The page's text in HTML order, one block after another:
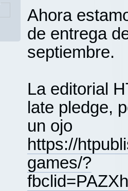
Ahora
de entrega
septiembre.
La editorial
late pledge,
un ojo
https://
games/?